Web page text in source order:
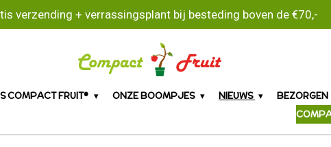
verzending + verrassingsplant bij besteding boven de €70,-
COMPACT FRUIT® ONZE BOOMPJES NIEUWS BEZORGEN